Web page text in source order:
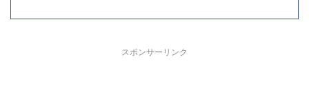
スポンサーリンク